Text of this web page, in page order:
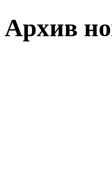
Архив